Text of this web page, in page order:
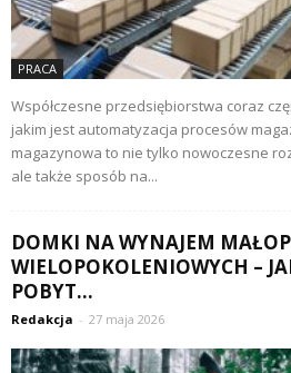
PRACA
Współczesne przedsiębiorstwa coraz
jakim jest automatyzacja procesów
magazynowa to nie tylko nowoczesne
ale także sposób na...
DOMKI NA WYNAJEM
WIELOPOKOLENIOWYCH –
POBYT...
Redakcja - 27 maja 2026